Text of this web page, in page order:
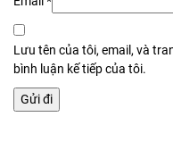
Lưu tên của tôi, email, và
bình luận kế tiếp của tôi.